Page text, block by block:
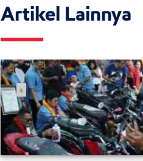
Artikel Lainnya
x